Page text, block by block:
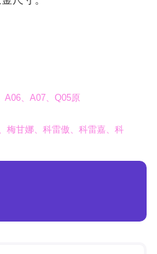
A06、A07、Q05原
梅甘娜、科雷傲、科雷嘉、科